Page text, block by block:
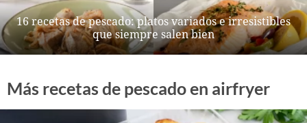
16 recetas de pescado: platos variados e irresistibles
que siempre salen bien
Más recetas de pescado en airfryer